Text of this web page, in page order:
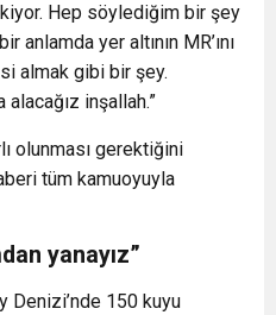
Hep söylediğim bir şey
anlamda yer altının MR’ını
almak gibi bir şey.
inşallah.”
olunması gerektiğini
tüm kamuoyuyla
yanayız”
Denizi’nde 150 kuyu